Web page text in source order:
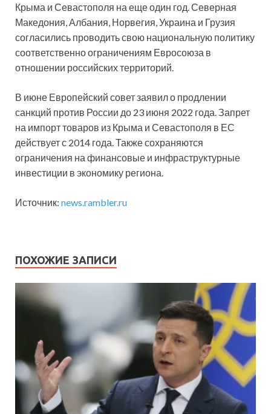
Крыма и Севастополя на еще один год. Северная
Македония, Албания, Норвегия, Украина и Грузия
согласились проводить свою национальную политику
соответственно ограничениям Евросоюза в
отношении российских территорий.
В июне Европейский совет заявил о продлении
санкций против России до 23 июня 2022 года. Запрет
на импорт товаров из Крыма и Севастополя в ЕС
действует с 2014 года. Также сохраняются
ограничения на финансовые и инфраструктурные
инвестиции в экономику региона.
Источник: news.rambler.ru
ПОХОЖИЕ ЗАПИСИ